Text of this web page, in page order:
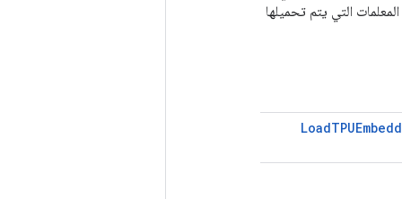
التي يتم تحميلها
Load